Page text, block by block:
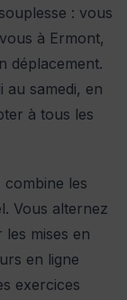
: vous
à Ermont,
déplacement.
au samedi, en
à tous les
combine les
Vous alternez
mises en
en ligne
exercices